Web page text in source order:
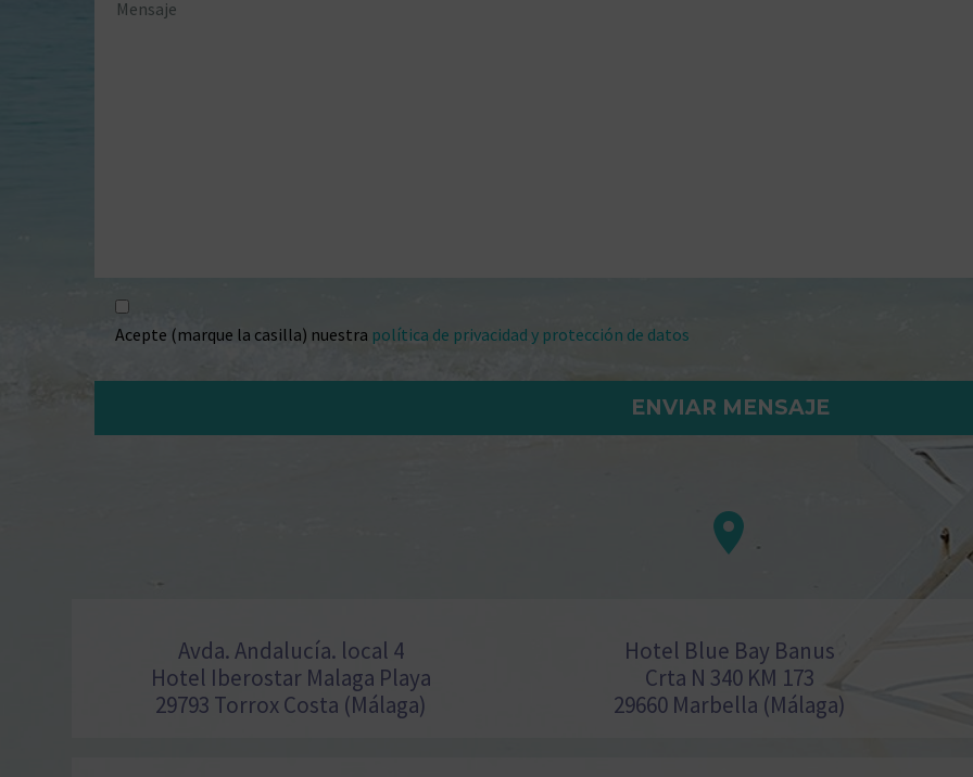
Acepte (marque la casilla) nuestra política de privacidad y protección de datos


Avda. Andalucía. local 4
Hotel Iberostar Malaga Playa
29793 Torrox Costa (Málaga)
Hotel Blue Bay Banus
Crta N 340 KM 173
29660 Marbella (Málaga)